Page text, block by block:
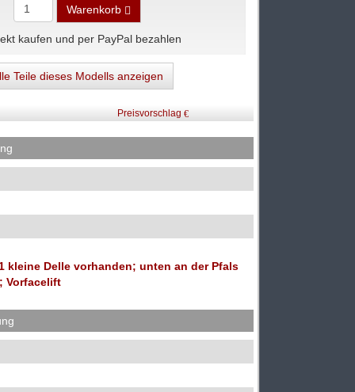
Warenkorb
Teile dieses Modells anzeigen
Preisvorschlag
kleine Delle vorhanden; unten an der Pfals
Vorfacelift